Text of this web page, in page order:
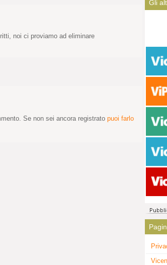
noi ci proviamo ad eliminare
Se non sei ancora registrato puoi farlo
Gli